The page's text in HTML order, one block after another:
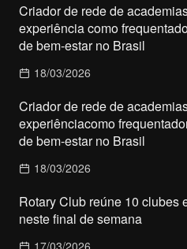
Criador de rede de
experiência como
de bem-estar no Brasil
18/03/2026
Criador de rede de
experiênciacomo
de bem-estar no Brasil
18/03/2026
Rotary Club reúne 10 clubes
neste final de semana
17/03/2026